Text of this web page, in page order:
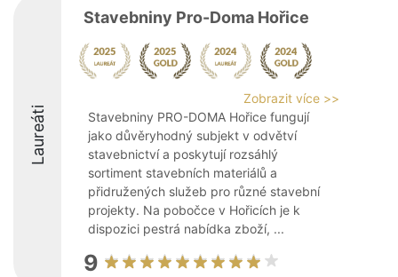
Laureáti
Stavebniny Pro-Doma Hořice
Zobrazit více >>
Stavebniny PRO-DOMA Hořice fungují
jako důvěryhodný subjekt v odvětví
stavebnictví a poskytují rozsáhlý
sortiment stavebních materiálů a
přidružených služeb pro různé stavební
projekty. Na pobočce v Hořicích je k
dispozici pestrá nabídka zboží, ...
9